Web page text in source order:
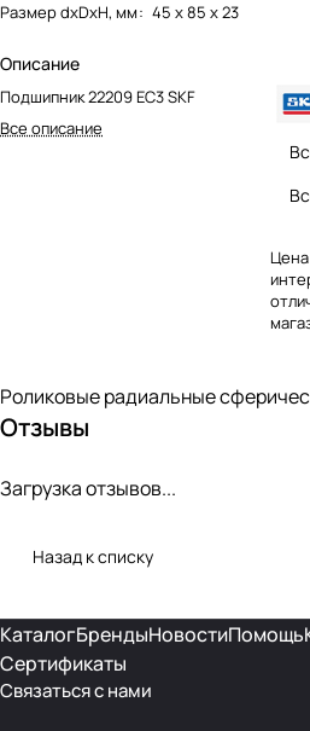
Размер dxDxH, мм: 45 х 85 х 23
Описание
Подшипник 22209 EC3 SKF
Все описание
Цена
Роликовые радиальные
Отзывы
Загрузка отзывов...
Назад к списку
КаталогБрендыНовостиПомощь
Сертификаты
Связаться с нами